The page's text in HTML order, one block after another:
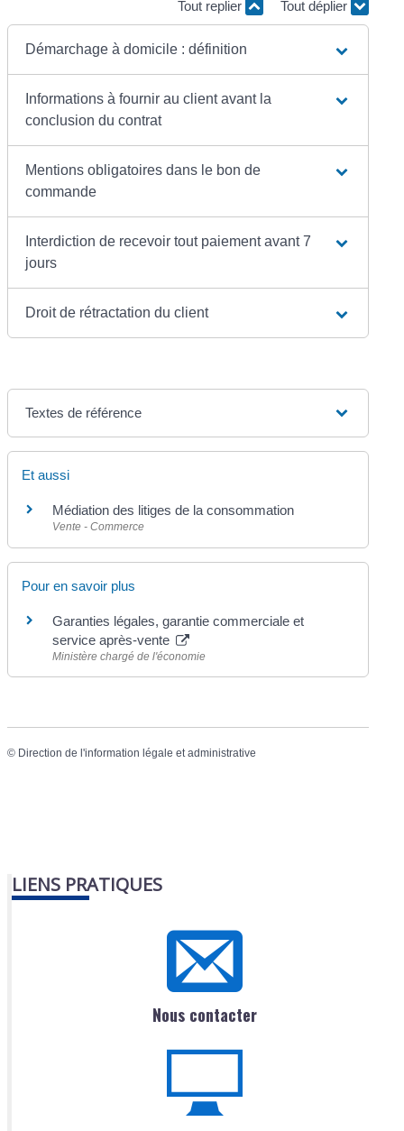
Tout replier
Tout déplier
Démarchage à domicile : définition
Informations à fournir au client avant la
conclusion du contrat
Mentions obligatoires dans le bon de
commande
Interdiction de recevoir tout paiement avant 7
jours
Droit de rétractation du client
Textes de référence
Et aussi
Médiation des litiges de la consommation
Vente - Commerce
Pour en savoir plus
Garanties légales, garantie commerciale et
service après-vente
Ministère chargé de l'économie
© Direction de l'information légale et administrative
LIENS PRATIQUES
Nous contacter